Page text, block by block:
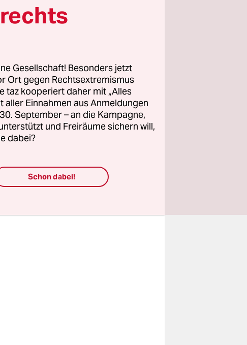
weiter
der Sicht
und taten so,
in
ja fast
sein! Weil
Gesellschaft! Besonders jetzt
Ort gegen Rechtsextremismus
taz kooperiert daher mit „Alles
aller Einnahmen aus Anmeldungen
September – an die Kampagne,
und Freiräume sichern will,
dabei?
Schon dabei!